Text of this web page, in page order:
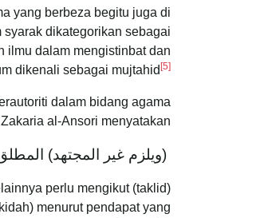
yang berbeza begitu juga di
dikategorikan sebagai
ilmu dalam mengistinbat dan
dikenali sebagai mujtahid[5]
dalam bidang agama
al-Ansori menyatakan:
(ويلزم غير المجتهد)
perlu mengikut (taklid)
menurut pendapat yang